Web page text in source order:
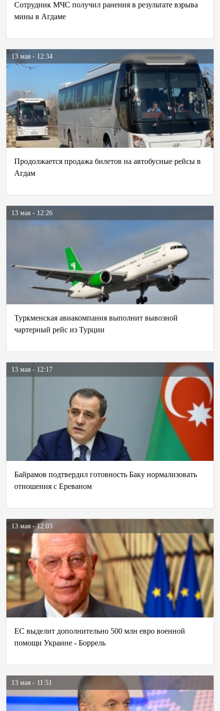
Сотрудник МЧС получил ранения в результате взрыва
мины в Агдаме
13 мая - 12:34
Продолжается продажа билетов на автобусные рейсы в
Агдам
13 мая - 12:26
Туркменская авиакомпания выполнит вывозной
чартерный рейс из Турции
13 мая - 12:17
Байрамов подтвердил готовность Баку нормализовать
отношения с Ереваном
13 мая - 12:03
ЕС выделит дополнительно 500 млн евро военной
помощи Украине - Боррель
13 мая - 11:51